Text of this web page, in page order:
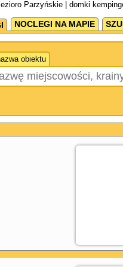
Parzyńskie | domki
NOCLEGI NA MAPIE
obiektu